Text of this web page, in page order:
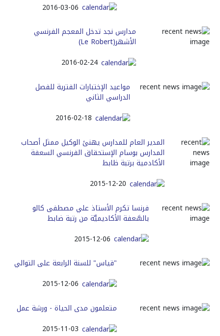
2016-03-06
مدارس نجد تدخل المعجم الفرنسي
الأشهر(Le Robert)
2016-02-24
مواعيد الإختبارات الفترية للفصل
الدراسي الثاني
2016-02-18
المدير العام للمدارس يهنئ الوكيل ممثل أصحاب
المدارس بوسام الإستحقاق الفرنسي السعفة
الأكادمية برتبة ظابط
2015-12-20
فرنسا تكرم الأستاذ علي مصطفى كالو
بالسَّعفة الأكاديميَّة من رتبة ضابط
2015-12-06
"قياس" للسنة الرابعة على التوالي
2015-12-06
متعلمون مدى الحياة - ورشة عمل
2015-11-03